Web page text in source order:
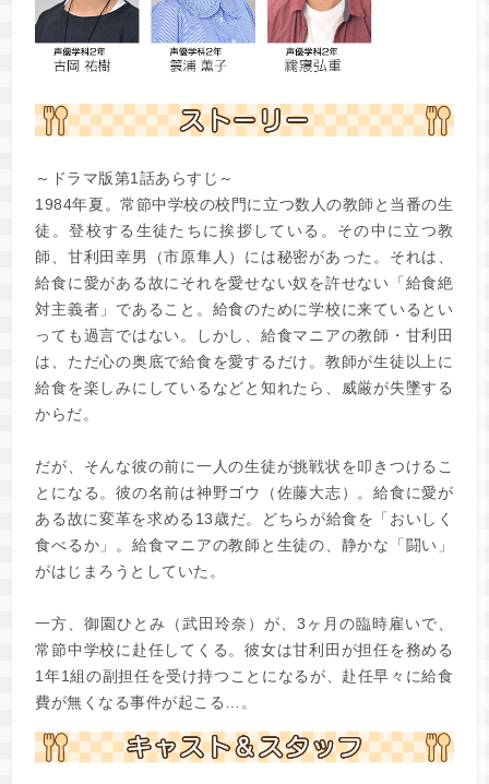
～ドラマ版第1話あらすじ～
1984年夏。常節中学校の校門に立つ数人の教師と当番の生
徒。登校する生徒たちに挨拶している。その中に立つ教
師、甘利田幸男（市原隼人）には秘密があった。それは、
給食に愛がある故にそれを愛せない奴を許せない「給食絶
対主義者」であること。給食のために学校に来ているとい
っても過言ではない。しかし、給食マニアの教師・甘利田
は、ただ心の奥底で給食を愛するだけ。教師が生徒以上に
給食を楽しみにしているなどと知れたら、威厳が失墜する
からだ。
だが、そんな彼の前に一人の生徒が挑戦状を叩きつけるこ
とになる。彼の名前は神野ゴウ（佐藤大志）。給食に愛が
ある故に変革を求める13歳だ。どちらが給食を「おいしく
食べるか」。給食マニアの教師と生徒の、静かな「闘い」
がはじまろうとしていた。
一方、御園ひとみ（武田玲奈）が、3ヶ月の臨時雇いで、
常節中学校に赴任してくる。彼女は甘利田が担任を務める
1年1組の副担任を受け持つことになるが、赴任早々に給食
費が無くなる事件が起こる…。